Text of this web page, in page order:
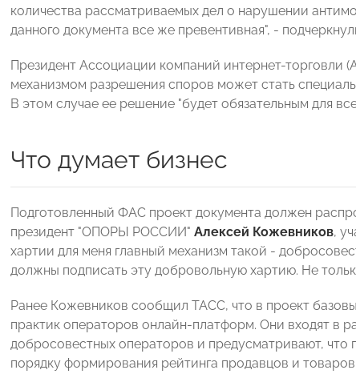
количества рассматриваемых дел о нарушении
данного документа все же превентивная", -
Президент Ассоциации компаний интернет-торговли
механизмом разрешения споров может стать
В этом случае ее решение "будет обязательным для
Что думает бизнес
Подготовленный ФАС проект документа должен
президент "ОПОРЫ РОССИИ" Алексей Кожевников,
хартии для меня главный механизм такой -
должны подписать эту добровольную хартию. Не
Ранее Кожевников сообщил ТАСС, что в проект
практик операторов онлайн-платформ. Они входят
добросовестных операторов и предусматривают,
порядку формирования рейтинга продавцов и